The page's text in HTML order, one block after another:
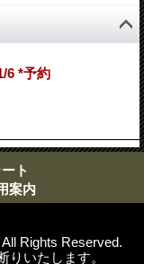
6 *予約
ト
案内
Rights Reserved.
りいたします。